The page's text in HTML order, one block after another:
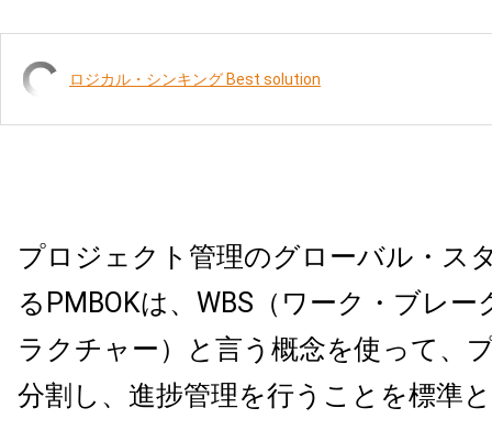
ロジカル・シンキング Best solution
プロジェクト管理のグローバル・ス
るPMBOKは、WBS（ワーク・ブレ
ラクチャー）と言う概念を使って、
分割し、進捗管理を行うことを標準